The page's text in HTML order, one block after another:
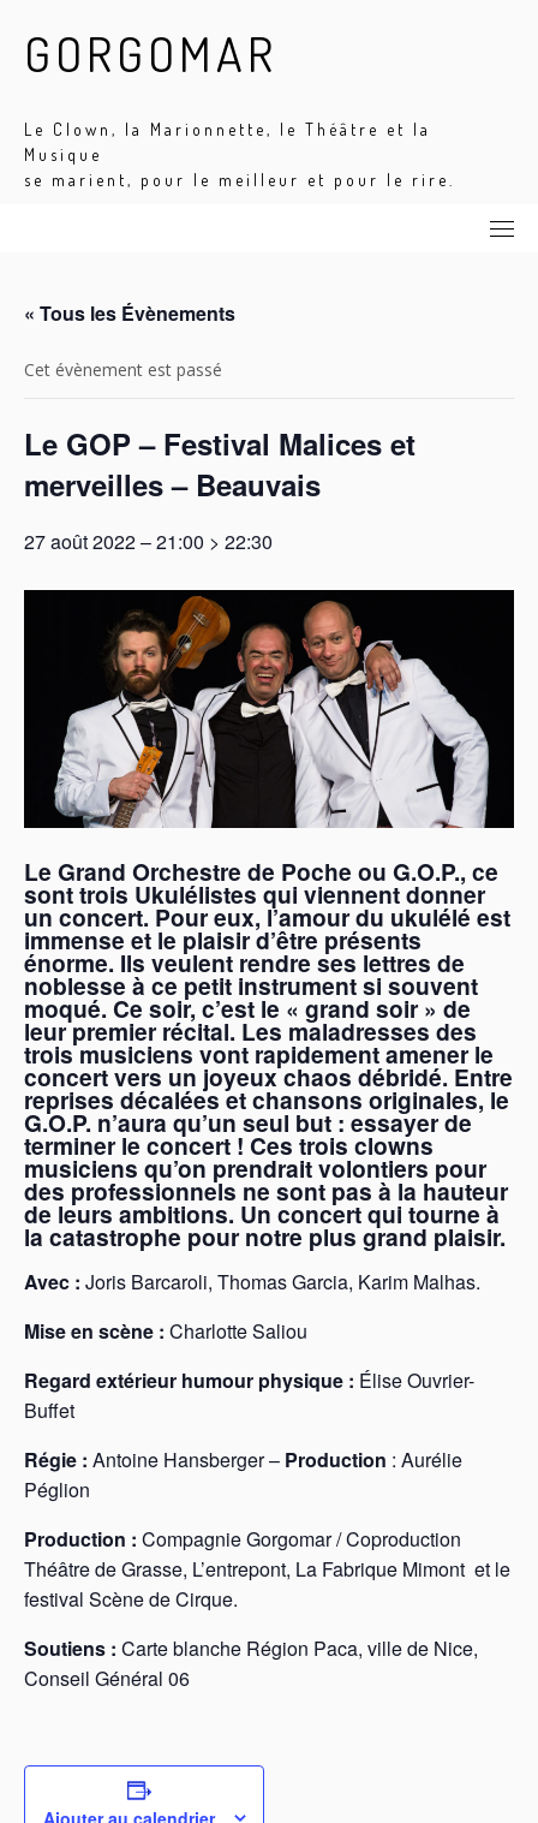
content
GORGOMAR
Le Clown, la Marionnette, le Théâtre et la
Musique
se marient, pour le meilleur et pour le rire.
« Tous les Évènements
Cet évènement est passé
Le GOP – Festival Malices et
merveilles – Beauvais
27 août 2022 – 21:00 > 22:30
Le Grand Orchestre de Poche ou G.O.P., ce
sont trois Ukulélistes qui viennent donner
un concert. Pour eux, l’amour du ukulélé est
immense et le plaisir d’être présents
énorme. Ils veulent rendre ses lettres de
noblesse à ce petit instrument si souvent
moqué. Ce soir, c’est le « grand soir » de
leur premier récital. Les maladresses des
trois musiciens vont rapidement amener le
concert vers un joyeux chaos débridé. Entre
reprises décalées et chansons originales, le
G.O.P. n’aura qu’un seul but : essayer de
terminer le concert ! Ces trois clowns
musiciens qu’on prendrait volontiers pour
des professionnels ne sont pas à la hauteur
de leurs ambitions. Un concert qui tourne à
la catastrophe pour notre plus grand plaisir.
Avec : Joris Barcaroli, Thomas Garcia, Karim Malhas.
Mise en scène : Charlotte Saliou
Regard extérieur humour physique : Élise Ouvrier-
Buffet
Régie : Antoine Hansberger – Production : Aurélie
Péglion
Production : Compagnie Gorgomar / Coproduction
Théâtre de Grasse, L’entrepont, La Fabrique Mimont et le
festival Scène de Cirque.
Soutiens : Carte blanche Région Paca, ville de Nice,
Conseil Général 06